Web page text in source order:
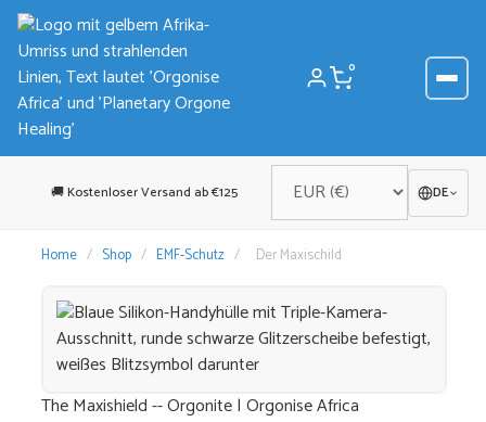
Zum
Inhalt
springen
0
🚚 Kostenloser Versand ab €125 DE
Home / Shop / EMF-Schutz / Der Maxischild
The Maxishield -- Orgonite | Orgonise Africa